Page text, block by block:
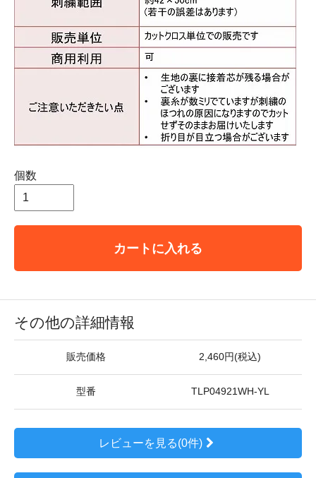
個数
カートに入れる
その他の詳細情報
販売価格 2,460円(税込)
型番 TLP04921WH-YL
レビューを見る(0件)